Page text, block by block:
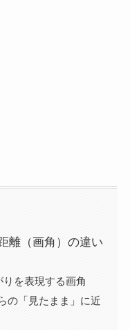
離（画角）の違い
を表現する画角
の「見たまま」に近